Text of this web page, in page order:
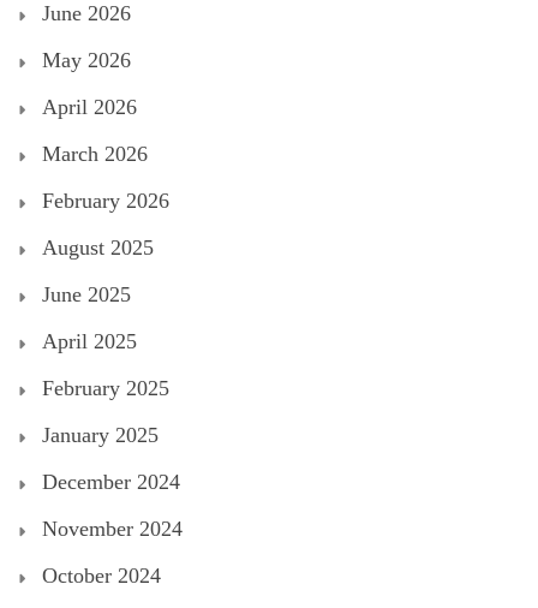
June 2026
May 2026
April 2026
March 2026
February 2026
August 2025
June 2025
April 2025
February 2025
January 2025
December 2024
November 2024
October 2024